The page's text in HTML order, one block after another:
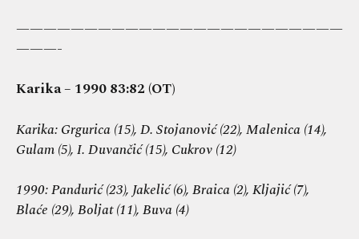
————————————————————————
———-
Karika – 1990 83:82 (OT)
Karika: Grgurica (15), D. Stojanović (22), Malenica (14),
Gulam (5), I. Duvančić (15), Cukrov (12)
1990: Pandurić (23), Jakelić (6), Braica (2), Kljajić (7),
Blaće (29), Boljat (11), Buva (4)